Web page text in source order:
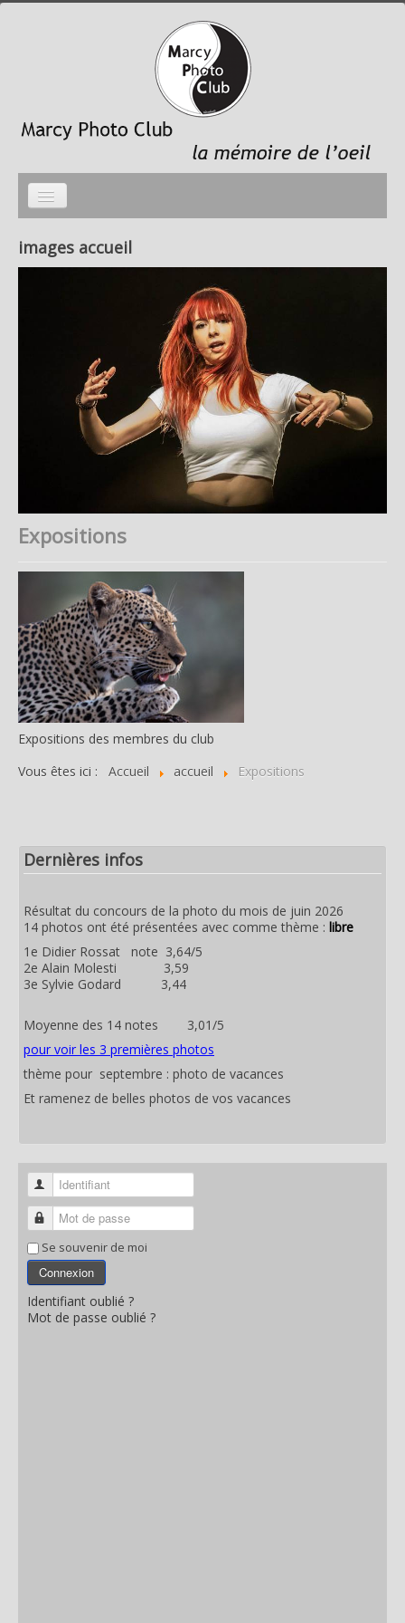
photo du mois
Liens sites membres
images accueil
Expositions
Expositions des membres du club
Vous êtes ici :
Accueil accueil Expositions
Dernières infos
Résultat du concours de la photo du mois de juin 2026
14 photos ont été présentées avec comme thème : libre
1e Didier Rossat note 3,64/5
2e Alain Molesti 3,59
3e Sylvie Godard 3,44
Moyenne des 14 notes 3,01/5
pour voir les 3 premières photos
thème pour septembre : photo de vacances
Et ramenez de belles photos de vos vacances
Identifiant
Mot de passe
Se souvenir de moi
Connexion
Identifiant oublié ?
Mot de passe oublié ?